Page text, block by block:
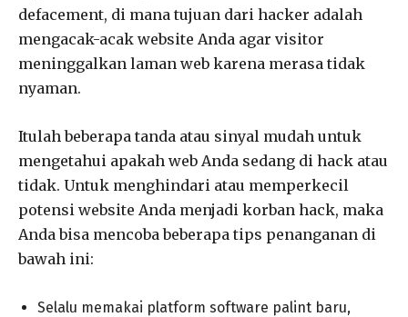
defacement, di mana tujuan dari hacker adalah
mengacak-acak website Anda agar visitor
meninggalkan laman web karena merasa tidak
nyaman.
Itulah beberapa tanda atau sinyal mudah untuk
mengetahui apakah web Anda sedang di hack atau
tidak. Untuk menghindari atau memperkecil
potensi website Anda menjadi korban hack, maka
Anda bisa mencoba beberapa tips penanganan di
bawah ini:
Selalu memakai platform software palint baru,